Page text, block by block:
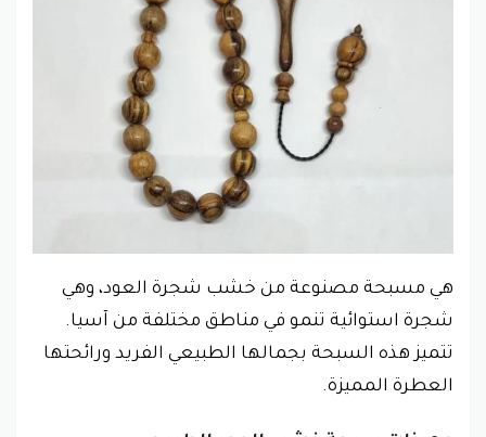
هي مسبحة مصنوعة من خشب شجرة العود، وهي
شجرة استوائية تنمو في مناطق مختلفة من آسيا.
تتميز هذه السبحة بجمالها الطبيعي الفريد ورائحتها
العطرة المميزة.